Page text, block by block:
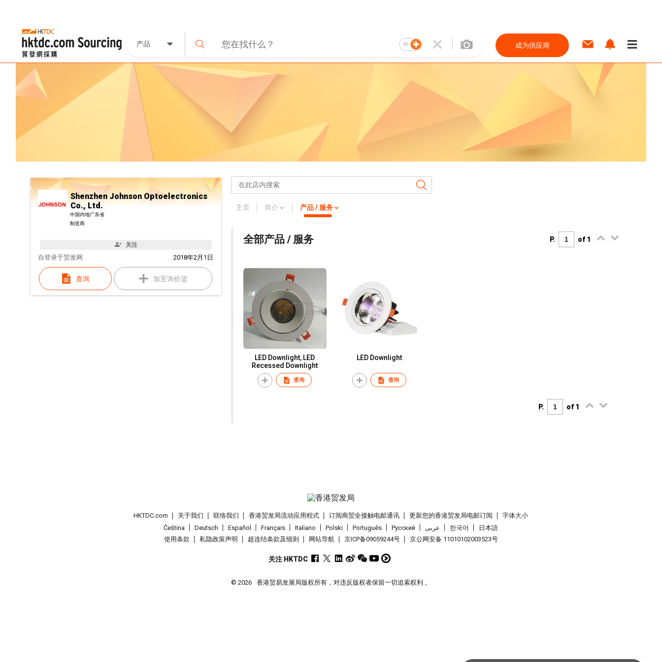
产品 AI 成为供应商
Shenzhen Johnson Optoelectronics
Co., Ltd.
中国内地广东省
制造商
关注
自 2018年2月1日
登录于贸发网
查询 加至询价篮
主页 简介 产品 / 服务
全部产品 / 服务 P. of 1
LED Downlight, LED
Recessed Downlight
查询
LED Downlight
查询
P. of 1
HKTDC.com 关于我们 联络我们 香港贸发局流动应用程式 订阅商贸全接触电邮通讯 更新您的香港贸发局电邮订阅
字体大小
Čeština
Deutsch Español Français Italiano Polski Português Pусский عربى 한국어
日本語
使用条款
私隐政策声明 超连结条款及细则 网站导航 京ICP备09059244号 京公网安备 11010102003523号
关注 HKTDC
© 2026 香港贸易发展局版权所有，对违反版权者保留一切追索权利 。